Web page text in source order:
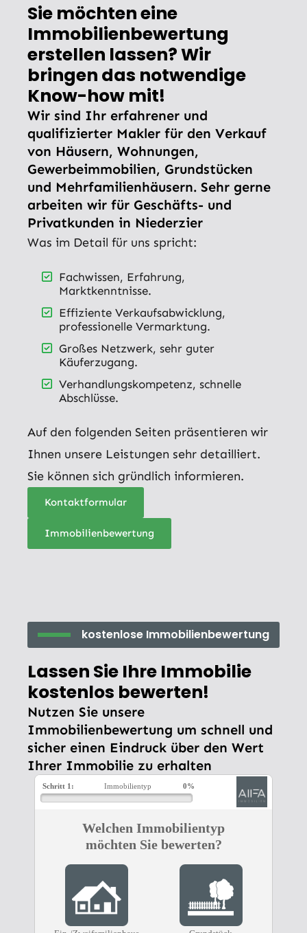
Sie möchten eine
Immobilienbewertung
erstellen lassen? Wir
bringen das notwendige
Know-how mit!
Wir sind Ihr erfahrener und
qualifizierter Makler für den Verkauf
von Häusern, Wohnungen,
Gewerbeimmobilien, Grundstücken
und Mehrfamilienhäusern. Sehr gerne
arbeiten wir für Geschäfts- und
Privatkunden in Niederzier
Was im Detail für uns spricht:
Fachwissen, Erfahrung,
Marktkenntnisse.
Effiziente Verkaufsabwicklung,
professionelle Vermarktung.
Großes Netzwerk, sehr guter
Käuferzugang.
Verhandlungskompetenz, schnelle
Abschlüsse.
Auf den folgenden Seiten präsentieren wir
Ihnen unsere Leistungen sehr detailliert.
Sie können sich gründlich informieren.
Kontaktformular
Immobilienbewertung
kostenlose Immobilienbewertung
Lassen Sie Ihre Immobilie
kostenlos bewerten!
Nutzen Sie unsere
Immobilienbewertung um schnell und
sicher einen Eindruck über den Wert
Ihrer Immobilie zu erhalten